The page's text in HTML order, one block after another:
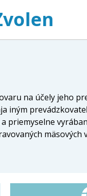
na účely jeho
iným
priemyselne
mäsových